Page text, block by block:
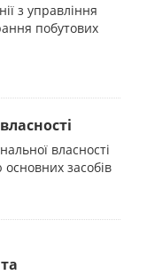
з управління
побутових
власності
засобів